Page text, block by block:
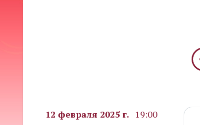
12 февраля 2025 г. 19:00